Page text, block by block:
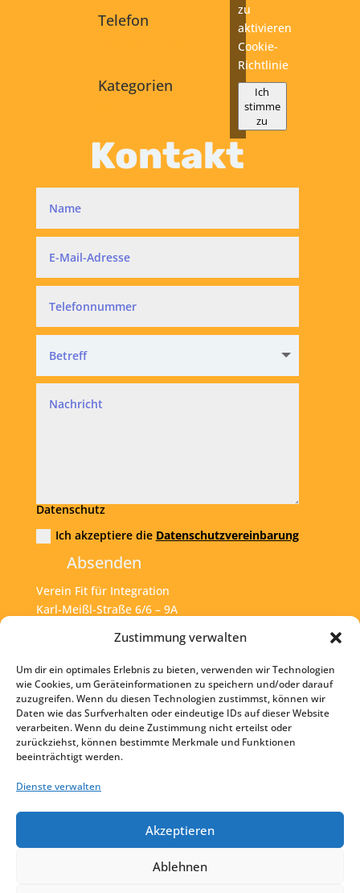
Zustimmung verwalten
Um dir ein optimales Erlebnis zu bieten, verwenden wir Technologien
wie Cookies, um Geräteinformationen zu speichern und/oder darauf
zuzugreifen. Wenn du diesen Technologien zustimmst, können wir
Daten wie das Surfverhalten oder eindeutige IDs auf dieser Website
verarbeiten. Wenn du deine Zustimmung nicht erteilst oder
zurückziehst, können bestimmte Merkmale und Funktionen
beeinträchtigt werden.
Dienste verwalten
Akzeptieren
Ablehnen
Telefon
Kategorien
zu
aktivieren
Cookie-
Richtlinie
Ich
stimme
zu
Kontakt
Datenschutz
Ich akzeptiere die Datenschutzvereinbarung
Absenden
Verein Fit für Integration
Karl-Meißl-Straße 6/6 – 9A
Tel:+43 1 925 77 46
Mail: office@fit4int.at
Startseite
Kontakt
Impressum